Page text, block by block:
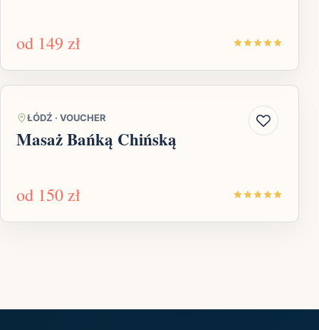
od 149 zł
ŁÓDŹ · VOUCHER
Masaż Bańką Chińską
od 150 zł